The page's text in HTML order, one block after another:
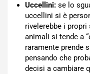
Uccellini: se lo
uccellini si è
rivelerebbe i
animali si tende a
raramente prende
pensando che
decisi a cambiare